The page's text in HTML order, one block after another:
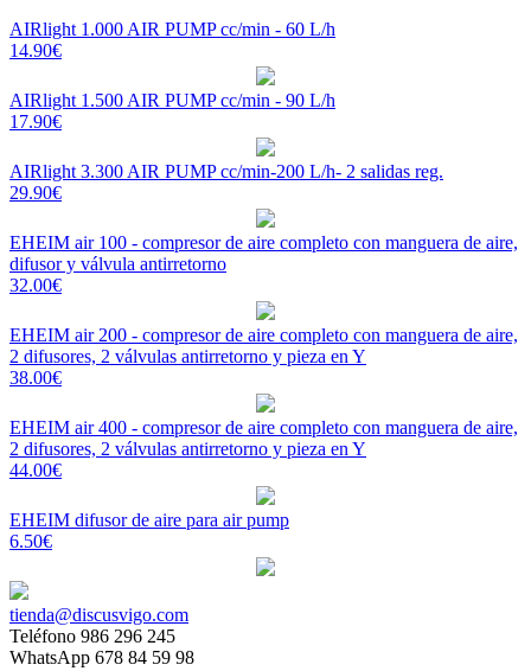
AIRlight 1.000 AIR PUMP cc/min - 60 L/h
14.90€
AIRlight 1.500 AIR PUMP cc/min - 90 L/h
17.90€
AIRlight 3.300 AIR PUMP cc/min-200 L/h- 2 salidas reg.
29.90€
EHEIM air 100 - compresor de aire completo con manguera de aire,
difusor y válvula antirretorno
32.00€
EHEIM air 200 - compresor de aire completo con manguera de aire,
2 difusores, 2 válvulas antirretorno y pieza en Y
38.00€
EHEIM air 400 - compresor de aire completo con manguera de aire,
2 difusores, 2 válvulas antirretorno y pieza en Y
44.00€
EHEIM difusor de aire para air pump
6.50€
tienda@discusvigo.com
Teléfono 986 296 245
WhatsApp 678 84 59 98